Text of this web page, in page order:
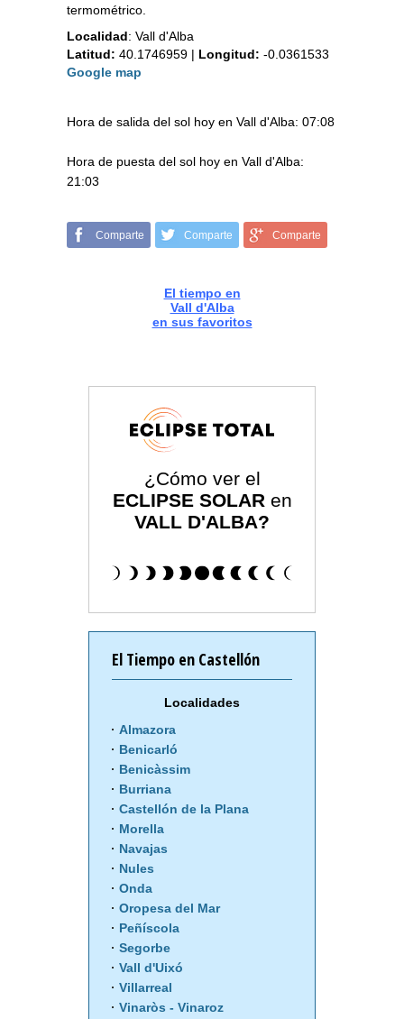
termométrico.
Localidad: Vall d'Alba
Latitud: 40.1746959 | Longitud: -0.0361533
Google map
Hora de salida del sol hoy en Vall d'Alba: 07:08
Hora de puesta del sol hoy en Vall d'Alba:
21:03
Comparte Comparte Comparte
El tiempo en
Vall d'Alba
en sus favoritos
¿Cómo ver el
ECLIPSE SOLAR en
VALL D'ALBA?
El Tiempo en Castellón
Localidades
Almazora
Benicarló
Benicàssim
Burriana
Castellón de la Plana
Morella
Navajas
Nules
Onda
Oropesa del Mar
Peñíscola
Segorbe
Vall d'Uixó
Villarreal
Vinaròs - Vinaroz